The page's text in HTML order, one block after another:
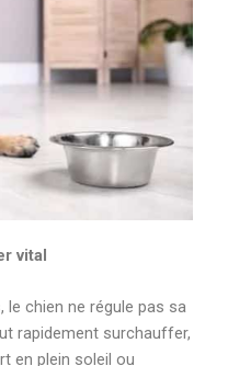
vital
le chien ne régule pas sa
rapidement surchauffer,
en plein soleil ou